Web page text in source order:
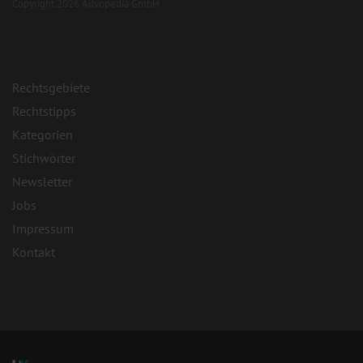
Rechtsgebiete
Rechtstipps
Kategorien
Stichwörter
Newsletter
Jobs
Impressum
Kontakt